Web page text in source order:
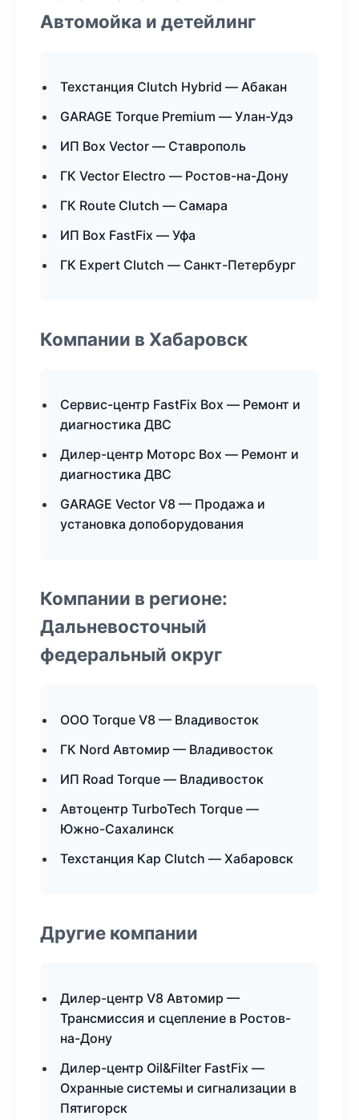
Автомойка и детейлинг
Техстанция Clutch Hybrid — Абакан
GARAGE Torque Premium — Улан-Удэ
ИП Box Vector — Ставрополь
ГК Vector Electro — Ростов-на-Дону
ГК Route Clutch — Самара
ИП Box FastFix — Уфа
ГК Expert Clutch — Санкт-Петербург
Компании в Хабаровск
Сервис-центр FastFix Box — Ремонт и
диагностика ДВС
Дилер-центр Моторс Box — Ремонт и
диагностика ДВС
GARAGE Vector V8 — Продажа и
установка допоборудования
Компании в регионе:
Дальневосточный
федеральный округ
ООО Torque V8 — Владивосток
ГК Nord Автомир — Владивосток
ИП Road Torque — Владивосток
Автоцентр TurboTech Torque —
Южно-Сахалинск
Техстанция Кар Clutch — Хабаровск
Другие компании
Дилер-центр V8 Автомир —
Трансмиссия и сцепление в Ростов-
на-Дону
Дилер-центр Oil&Filter FastFix —
Охранные системы и сигнализации в
Пятигорск